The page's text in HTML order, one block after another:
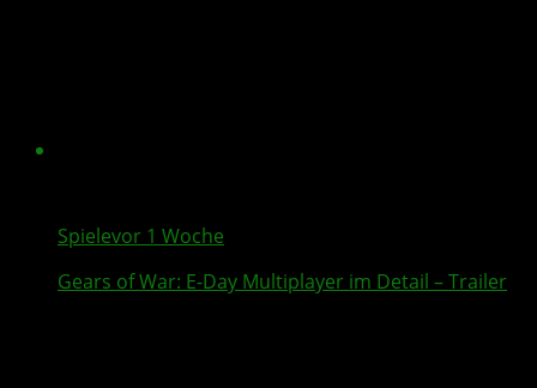
Spielevor 1 Woche
Gears of War: E-Day Multiplayer im Detail – Trailer